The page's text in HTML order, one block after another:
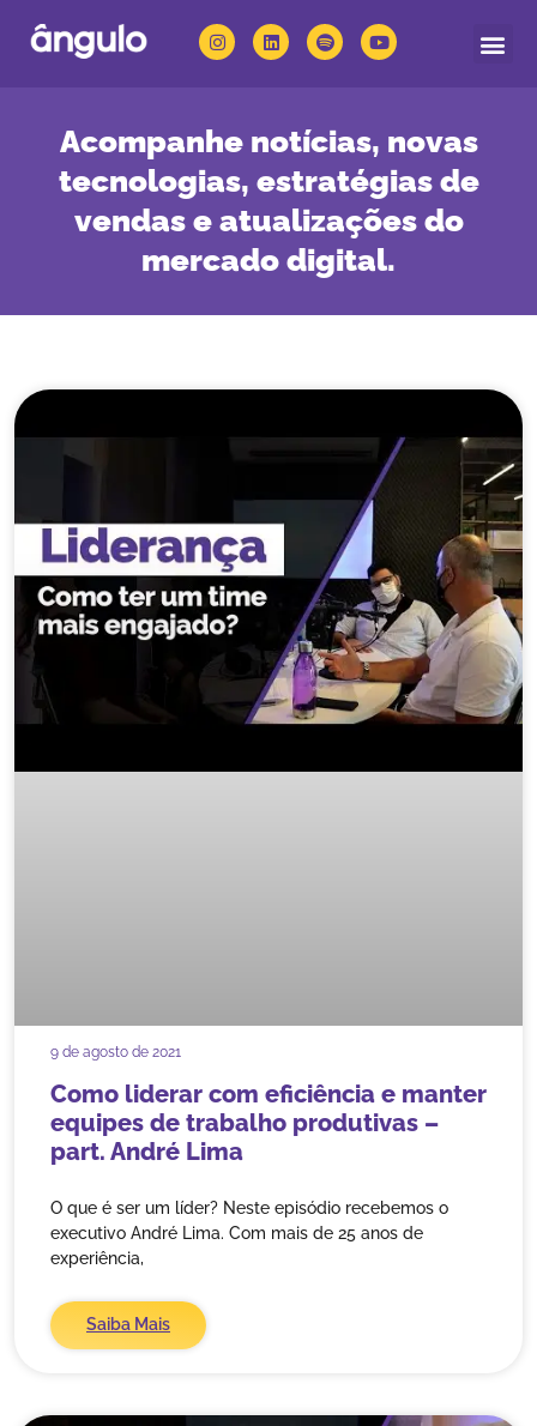
Acompanhe notícias, novas
tecnologias, estratégias de
vendas e atualizações do
mercado digital.
Como liderar com eficiência e manter
equipes de trabalho produtivas –
part. André Lima
O que é ser um líder? Neste episódio recebemos o
executivo André Lima. Com mais de 25 anos de
experiência,
Saiba Mais
9 de agosto de 2021